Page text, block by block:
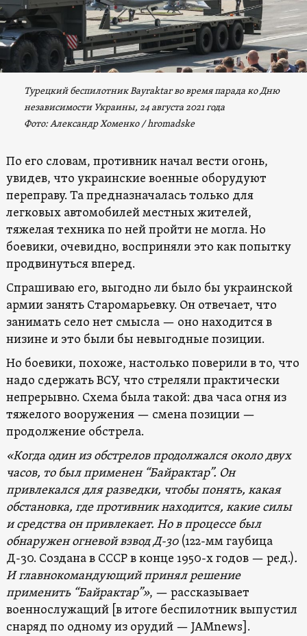
Турецкий беспилотник Bayraktar во время парада ко Дню
независимости Украины, 24 августа 2021 года
Фото: Александр Хоменко / hromadske
По его словам, противник начал вести огонь,
увидев, что украинские военные оборудуют
переправу. Та предназначалась только для
легковых автомобилей местных жителей,
тяжелая техника по ней пройти не могла. Но
боевики, очевидно, восприняли это как попытку
продвинуться вперед.
Спрашиваю его, выгодно ли было бы украинской
армии занять Старомарьевку. Он отвечает, что
занимать село нет смысла — оно находится в
низине и это были бы невыгодные позиции.
Но боевики, похоже, настолько поверили в то, что
надо сдержать ВСУ, что стреляли практически
непрерывно. Схема была такой: два часа огня из
тяжелого вооружения — смена позиции —
продолжение обстрела.
«Когда один из обстрелов продолжался около двух
часов, то был применен “Байрактар”. Он
привлекался для разведки, чтобы понять, какая
обстановка, где противник находится, какие силы
и средства он привлекает. Но в процессе был
обнаружен огневой взвод Д-30 (122-мм гаубица
Д-30. Создана в СССР в конце 1950-х годов — ред.).
И главнокомандующий принял решение
применить “Байрактар”», — рассказывает
военнослужащий [в итоге беспилотник выпустил
снаряд по одному из орудий — JAMnews].